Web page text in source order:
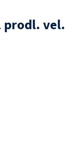
prodl. vel.